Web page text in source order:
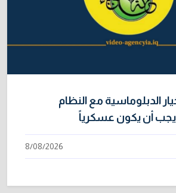
70 بالمئة من نفط الخليج لا يملك بديلاً عن
الدبلوماسية مع النظام
يجب أن يكون عسكرياً
8/08/2026